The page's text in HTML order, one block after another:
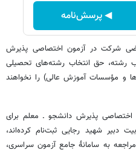
◀ پرسش‌نامه
شرکت در آزمون اختصاصی پذیرش
رشته، حق انتخاب‌ رشته‌های تحصیلی
دانشگاه‌ها و مؤسسات آموزش عالی) را نخواهند
اختصاصی پذیرش دانشجو ـ معلم برای
دبیر شهید رجایی ثبت‌نام کرده‌اند،
مراجعه به سامانۀ جامع آزمون سراسری،